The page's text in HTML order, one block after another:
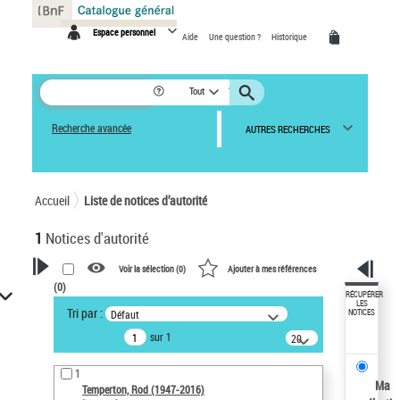
Espace personnel Aide Une question ? Historique
Tout
Recherche avancée AUTRES RECHERCHES
Accueil Liste de notices d’autorité
1 Notices d'autorité
VOTRE RECHERCHE
Recherche avancée dans les
notices d’autorité
Œuvres liées à l'auteur :
Temperton, Rod (1947-2016)
Voir la sélection (0) Ajouter à mes références
(0)
Tri par : Défaut
sur 1
20
résultats/page
1
Temperton, Rod (1947-2016)
RÉCUPÉRER
LES
NOTICES
Ma
Panneau de gestion des cookies